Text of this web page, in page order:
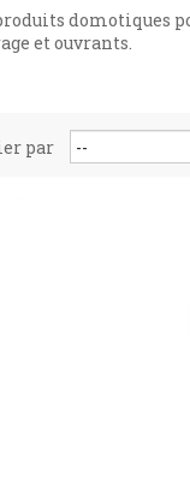
domotiques
et ouvrants.
par